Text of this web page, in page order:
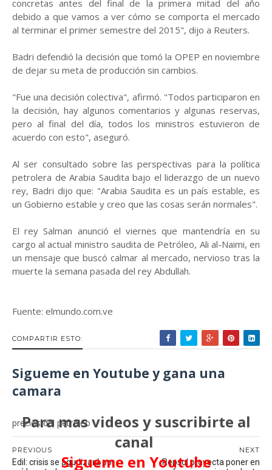
concretas antes del final de la primera mitad del año
debido a que vamos a ver cómo se comporta el mercado
al terminar el primer semestre del 2015", dijo a Reuters.
Badri defendió la decisión que tomó la OPEP en noviembre
de dejar su meta de producción sin cambios.
"Fue una decisión colectiva", afirmó. "Todos participaron en
la decisión, hay algunos comentarios y algunas reservas,
pero al final del día, todos los ministros estuvieron de
acuerdo con esto", aseguró.
Al ser consultado sobre las perspectivas para la política
petrolera de Arabia Saudita bajo el liderazgo de un nuevo
rey, Badri dijo que: "Arabia Saudita es un país estable, es
un Gobierno estable y creo que las cosas serán normales".
El rey Salman anunció el viernes que mantendría en su
cargo al actual ministro saudita de Petróleo, Ali al-Naimi, en
un mensaje que buscó calmar al mercado, nervioso tras la
muerte la semana pasada del rey Abdullah.
Fuente: elmundo.com.ve
COMPARTIR ESTO:
Sigueme en Youtube y gana una
camara
Para mas videos y suscribirte al
canal
Sigueme en Youtube
precios del petroleo
NEXT
Repsol proyecta poner en
PREVIOUS
Edil: crisis se agudizará por